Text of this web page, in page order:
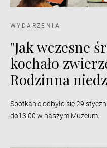
WYDARZENIA
"Jak wczesne
kochało
Rodzinna
Spotkanie odbyło się 29
do13.00 w naszym Muzeum.